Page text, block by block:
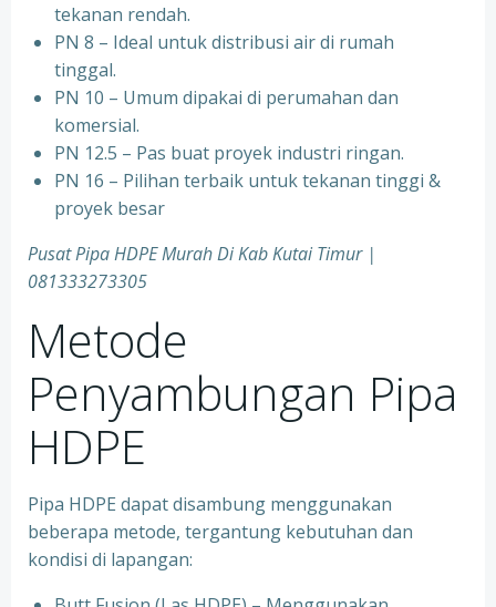
tekanan rendah.
PN 8 – Ideal untuk distribusi air di rumah
tinggal.
PN 10 – Umum dipakai di perumahan dan
komersial.
PN 12.5 – Pas buat proyek industri ringan.
PN 16 – Pilihan terbaik untuk tekanan tinggi &
proyek besar
Pusat Pipa HDPE Murah Di Kab Kutai Timur |
081333273305
Metode
Penyambungan Pipa
HDPE
Pipa HDPE dapat disambung menggunakan
beberapa metode, tergantung kebutuhan dan
kondisi di lapangan: